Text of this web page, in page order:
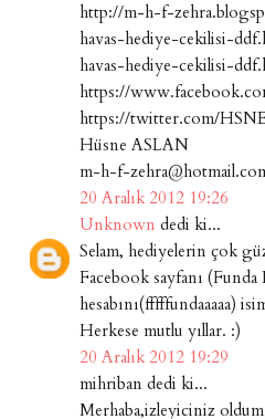
http://m-h-f-
havas-hediye-cekilisi-
havas-hediye-cekilisi-
https://
https://twitter.com/
Hüsne ASLAN
m-h-f-
20 Aralık 2012 19:26
Unknown dedi ki...
Selam, hediyelerin çok
Facebook sayfanı
hesabını(fffffundaaaaa)
Herkese mutlu yıllar. :)
20 Aralık 2012 19:29
mihriban dedi ki...
Merhaba,izleyiciniz